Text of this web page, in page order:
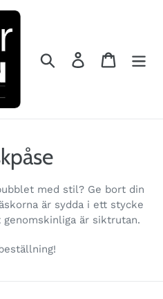
Search Log in Cart
med stil? Ge bort din
är sydda i ett stycke
är siktrutan.